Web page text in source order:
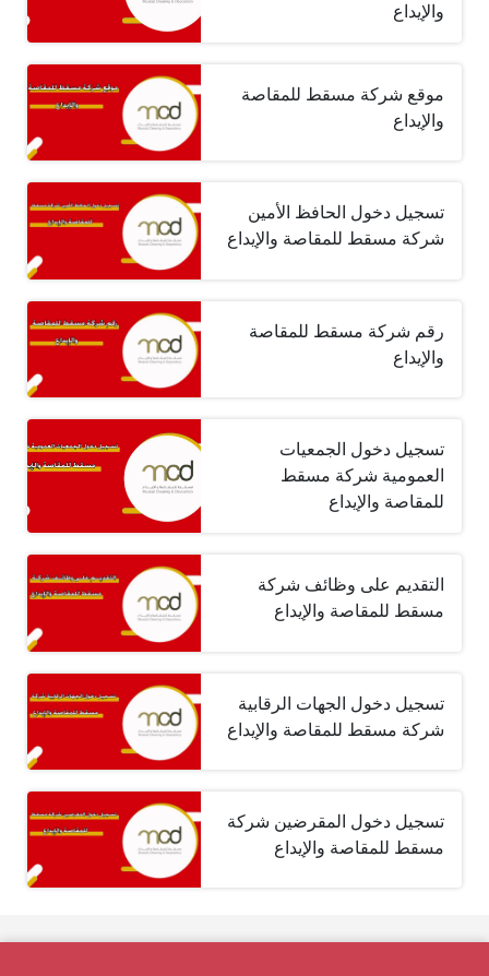
والإيداع
موقع شركة مسقط للمقاصة
والإيداع
تسجيل دخول الحافظ الأمين
شركة مسقط للمقاصة والإيداع
رقم شركة مسقط للمقاصة
والإيداع
تسجيل دخول الجمعيات
العمومية شركة مسقط
للمقاصة والإيداع
التقديم على وظائف شركة
مسقط للمقاصة والإيداع
تسجيل دخول الجهات الرقابية
شركة مسقط للمقاصة والإيداع
تسجيل دخول المقرضين شركة
مسقط للمقاصة والإيداع